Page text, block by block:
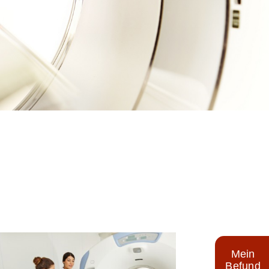
Mein
Befund